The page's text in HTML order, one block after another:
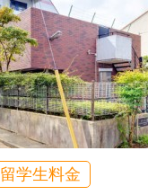
留学生料金